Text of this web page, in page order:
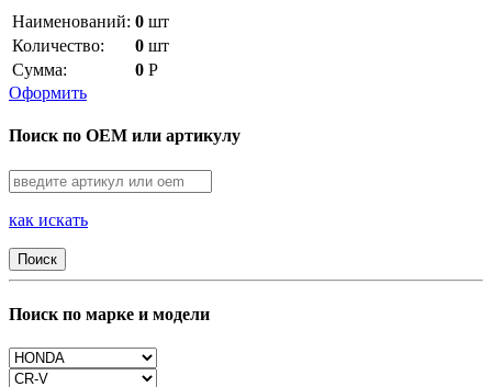
Наименований: 0 шт
Количество:
0 шт
Сумма:
0 Р
Оформить
Поиск по OEM или артикулу
как искать
Поиск
Поиск по марке и модели